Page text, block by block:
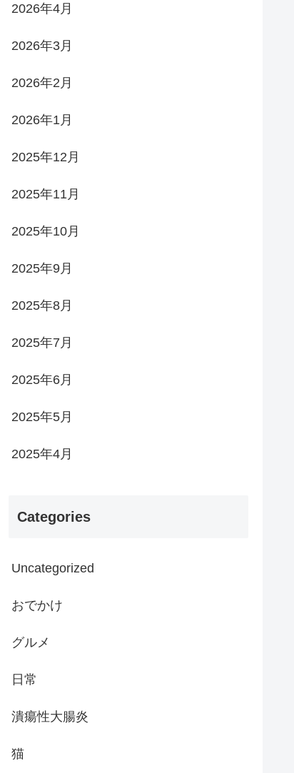
2026年4月
2026年3月
2026年2月
2026年1月
2025年12月
2025年11月
2025年10月
2025年9月
2025年8月
2025年7月
2025年6月
2025年5月
2025年4月
Categories
Uncategorized
おでかけ
グルメ
日常
潰瘍性大腸炎
猫